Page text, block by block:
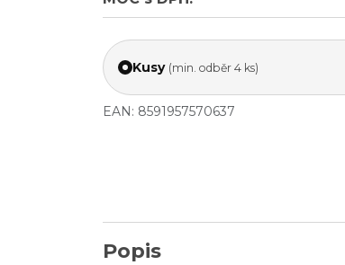
Kusy (min. odběr 4 ks)
EAN: 8591957570637
Popis